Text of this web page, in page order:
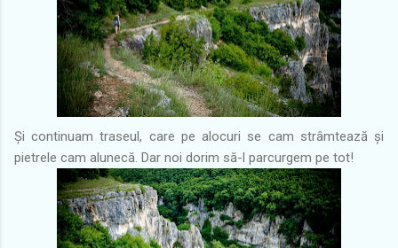
Și continuam traseul, care pe alocuri se cam strâmtează și
pietrele cam alunecă. Dar noi dorim să-l parcurgem pe tot!